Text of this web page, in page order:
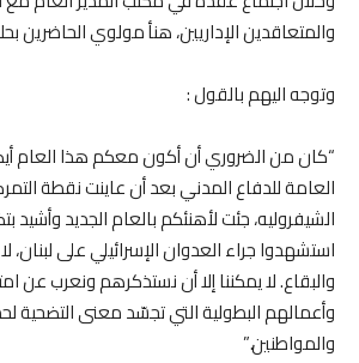
والمتعاقدين الإداريين، هنأ مولوي الحاضرين
وتوجه اليهم بالقول :
“كان من الضروري أن أكون معكم هذا العام
العامة للدفاع المدني بعد أن عاينت نقطة
الشيفروليه، جئت لأهنئكم بالعام الجديد وأشيد
استشهدوا جراء العدوان الإسرائيلي على لبنان،
والبقاع. لا يمكننا إلا أن نستذكرهم ونعرب عن
وأعمالهم البطولية التي تجسّد معنى التضحية
والمواطنين.”